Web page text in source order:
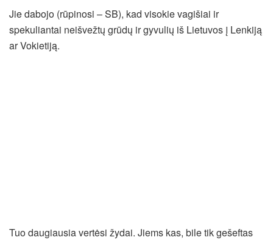
Jie dabojo (rūpinosi – SB), kad visokie vagišiai ir
spekuliantai neišvežtų grūdų ir gyvulių iš Lietuvos į Lenkiją
ar Vokietiją.
Tuo daugiausia vertėsi žydai. Jiems kas, bile tik gešeftas